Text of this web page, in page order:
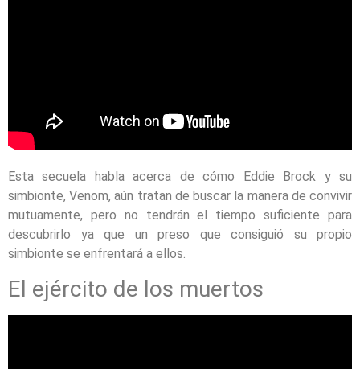
Esta secuela habla acerca de cómo Eddie Brock y su
simbionte, Venom, aún tratan de buscar la manera de convivir
mutuamente, pero no tendrán el tiempo suficiente para
descubrirlo ya que un preso que consiguió su propio
simbionte se enfrentará a ellos.
El ejército de los muertos